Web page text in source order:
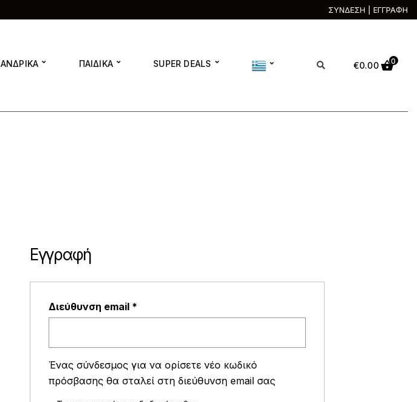
ΣΥΝΔΕΣΗ | ΕΓΓΡΑΦΗ
ΑΝΔΡΙΚΑ ΠΑΙΔΙΚΑ SUPER DEALS €0.00 0
Εγγραφή
Διεύθυνση email *
Ένας σύνδεσμος για να ορίσετε νέο κωδικό
πρόσβασης θα σταλεί στη διεύθυνση email σας